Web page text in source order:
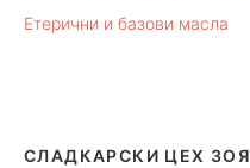
Етерични и базови масла
СЛАДКАРСКИ ЦЕХ ЗОЯ